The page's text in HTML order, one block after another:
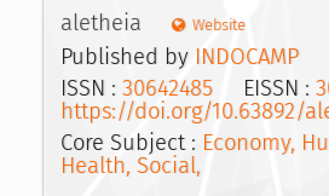
aletheia Website
Published by INDOCAMP
ISSN : 30642485 EISSN :
https://doi.org/10.63892/
Core Subject : Economy,
Health, Social,